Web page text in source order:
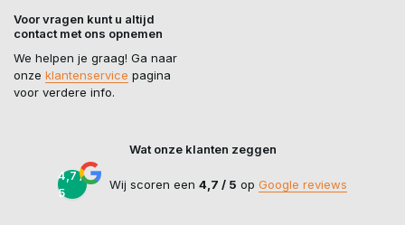
Voor vragen kunt u altijd
contact met ons opnemen
We helpen je graag! Ga naar
onze klantenservice pagina
voor verdere info.
Wat onze klanten zeggen
4,7 /
5
Wij scoren een 4,7 / 5 op Google reviews